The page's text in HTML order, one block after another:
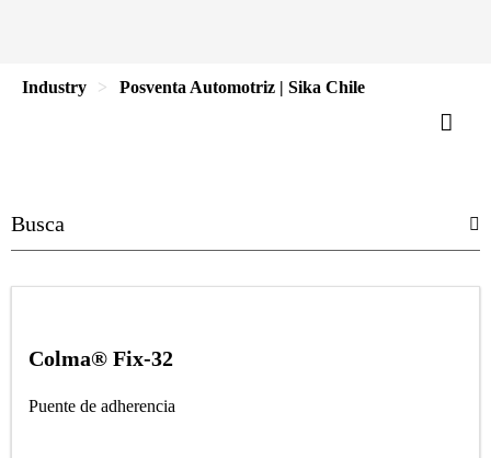
Industry Posventa Automotriz | Sika Chile
Colma® Fix-32
Puente de adherencia